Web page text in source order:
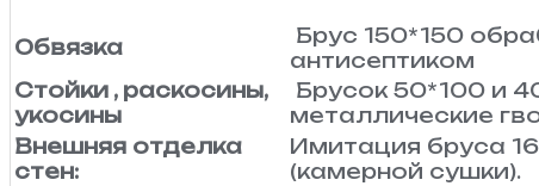
Обвязка
Брус 150*150
антисептиком
Стойки , раскосины,
укосины
Брусок 50*100 и
металлические
Внешняя отделка
стен:
Имитация бруса
(камерной сушки).